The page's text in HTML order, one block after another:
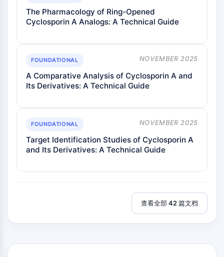
TROP2
CD22
VAP-1
CD74
AIM2
CD2
骨桥蛋白
S100蛋白
清道夫受体B类I型
The Pharmacology of Ring-Opened
Cyclosporin A Analogs: A Technical Guide
FOUNDATIONAL NOVEMBER 2025
A Comparative Analysis of Cyclosporin A and
Its Derivatives: A Technical Guide
FOUNDATIONAL NOVEMBER 2025
Target Identification Studies of Cyclosporin A
and Its Derivatives: A Technical Guide
查看全部 42 篇文档